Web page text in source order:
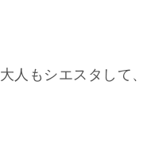
大人もシエスタして